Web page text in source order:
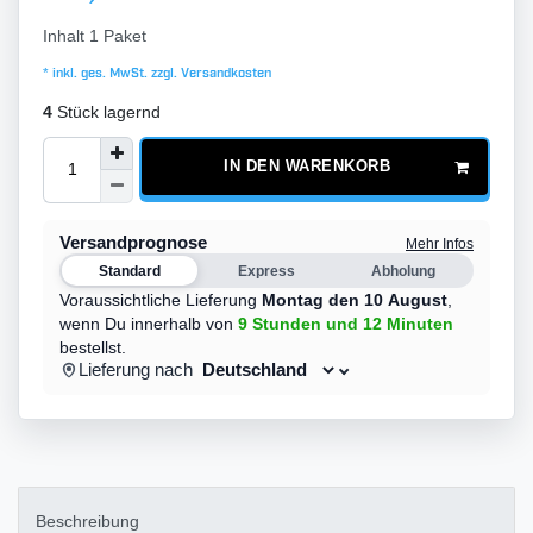
Inhalt 1 Paket
* inkl. ges. MwSt. zzgl. Versandkosten
4 Stück lagernd
IN DEN WARENKORB
Versandprognose
Mehr Infos
Standard
Express Abholung
Voraussichtliche Lieferung Montag den 10 August
wenn Du innerhalb von 9 Stunden und 12 Minuten
bestellst.
Lieferung nach
Beschreibung